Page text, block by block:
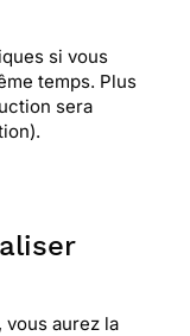
si vous
temps. Plus
sera
aurez la